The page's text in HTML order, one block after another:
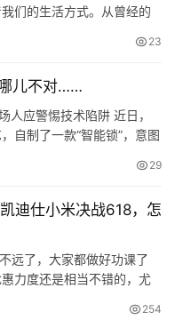
们的生活方式。从曾经的
了前所未有的便利和高
目前看来很神奇、很高级
23
儿不对……
人应警惕技术陷阱 近日，
自制了一款“智能锁”，意图
忧。这个故事不仅让人感
名叫小杰，他对电子技术…
29
迪仕小米决战618，怎
远了，大家都做好功课了
力度还是相当不错的，尤
254